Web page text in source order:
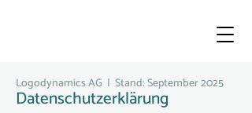
Logodynamics AG | Stand: September 2025
Datenschutzerklärung